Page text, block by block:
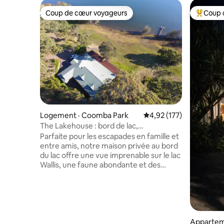
Coup de cœur voyageurs
Coup de cœur voyageurs
Logement · Coomba Park Note moyenne de 4,92
4,92 (177)
The Lakehouse : bord de lac,
5 chambres/3 salles de bain
Parfaite pour les escapades en famille et
entre amis, notre maison privée au bord
du lac offre une vue imprenable sur le lac
Wallis, une faune abondante et des
Coup
Coup